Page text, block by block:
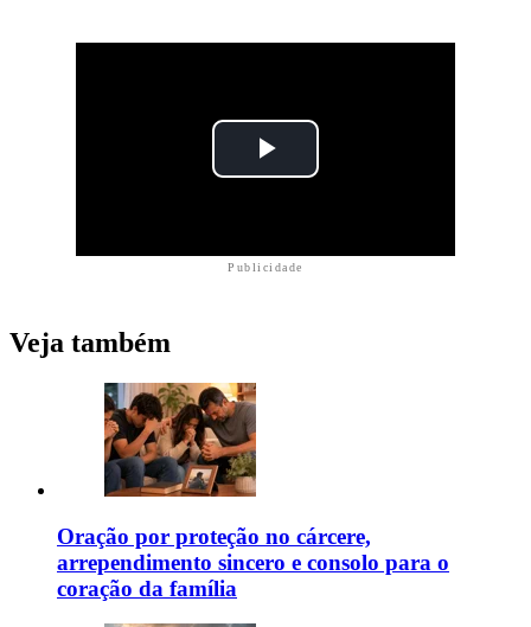
Publicidade
Veja também
Oração por proteção no cárcere,
arrependimento sincero e consolo para o
coração da família